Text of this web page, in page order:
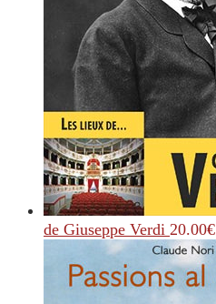
de Giuseppe Verdi 20.00€